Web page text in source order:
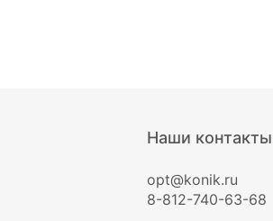
Наши
opt@konik.ru
8-812-740-63-68